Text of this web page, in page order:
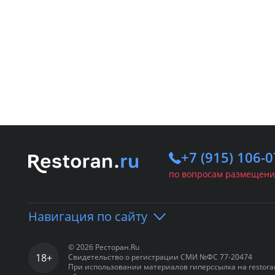
+7 (915) 106-
по вопросам
Навигация по сайту
Портал Рестораны
18+
© 2026 Ресторан.Ru
Свидетельство о регистрации СМИ №ФС 77-20474
При использовании материалов гиперссылка на